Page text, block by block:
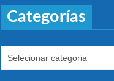
Categorías